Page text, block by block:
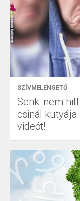
SZÍVMELENGETŐ
Senki nem
csinál kutyája
videót!